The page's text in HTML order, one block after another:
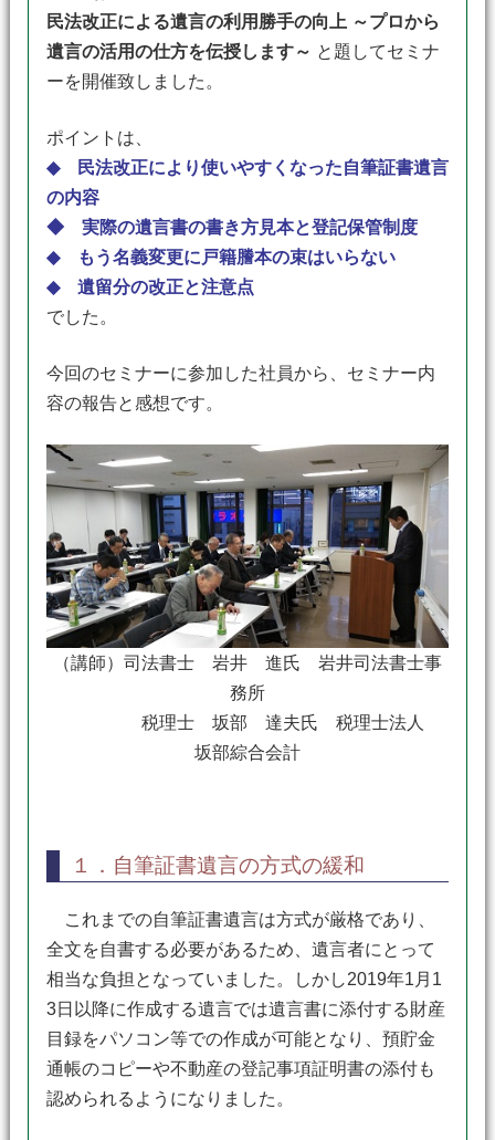
民法改正による遺言の利用勝手の向上 ～プロから
遺言の活用の仕方を伝授します～ と題してセミナ
ーを開催致しました。
ポイントは、
◆ 民法改正により使いやすくなった自筆証書遺言
の内容
◆ 実際の遺言書の書き方見本と登記保管制度
◆ もう名義変更に戸籍謄本の束はいらない
◆ 遺留分の改正と注意点
でした。
今回のセミナーに参加した社員から、セミナー内
容の報告と感想です。
（講師）司法書士 岩井 進氏 岩井司法書士事
務所
税理士 坂部 達夫氏 税理士法人
坂部綜合会計
１．自筆証書遺言の方式の緩和
これまでの自筆証書遺言は方式が厳格であり、
全文を自書する必要があるため、遺言者にとって
相当な負担となっていました。しかし2019年1月1
3日以降に作成する遺言では遺言書に添付する財産
目録をパソコン等での作成が可能となり、預貯金
通帳のコピーや不動産の登記事項証明書の添付も
認められるようになりました。